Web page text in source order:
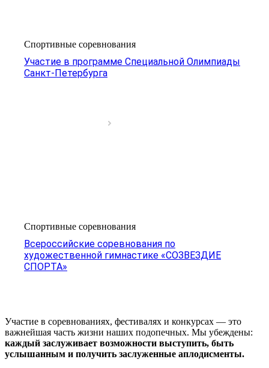
Спортивные соревнования
Участие в программе Специальной Олимпиады
Санкт-Петербурга
Спортивные соревнования
Всероссийские соревнования по
художественной гимнастике «СОЗВЕЗДИЕ
СПОРТА»
Участие в соревнованиях, фестивалях и конкурсах — это
важнейшая часть жизни наших подопечных. Мы убеждены:
каждый заслуживает возможности выступить, быть
услышанным и получить заслуженные аплодисменты.